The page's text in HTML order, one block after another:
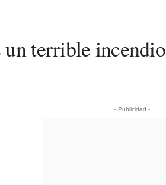
terrible incendio
- Publicidad -